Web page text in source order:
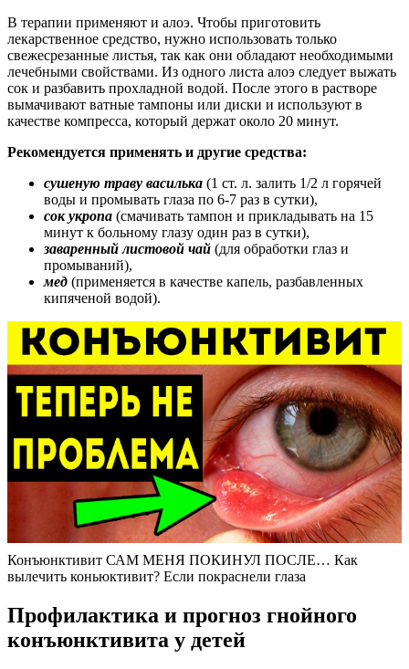
В терапии применяют и алоэ. Чтобы приготовить
лекарственное средство, нужно использовать только
свежесрезанные листья, так как они обладают необходимыми
лечебными свойствами. Из одного листа алоэ следует выжать
сок и разбавить прохладной водой. После этого в растворе
вымачивают ватные тампоны или диски и используют в
качестве компресса, который держат около 20 минут.
Рекомендуется применять и другие средства:
сушеную траву василька (1 ст. л. залить 1/2 л горячей
воды и промывать глаза по 6-7 раз в сутки),
сок укропа (смачивать тампон и прикладывать на 15
минут к больному глазу один раз в сутки),
заваренный листовой чай (для обработки глаз и
промываний),
мед (применяется в качестве капель, разбавленных
кипяченой водой).
Конъюнктивит САМ МЕНЯ ПОКИНУЛ ПОСЛЕ… Как
вылечить коньюктивит? Если покраснели глаза
Профилактика и прогноз гнойного
конъюнктивита у детей